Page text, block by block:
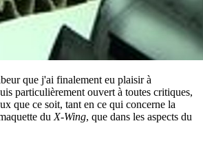
que j'ai finalement eu plaisir à
particulièrement ouvert à toutes critiques,
que ce soit, tant en ce qui concerne la
du X-Wing, que dans les aspects du